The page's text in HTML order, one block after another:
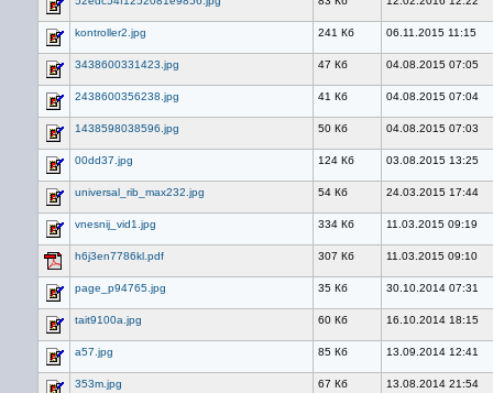
kontroller2.jpg 241 Кб 06.11.2015 11:15
3438600331423.jpg 47 Кб 04.08.2015 07:05
2438600356238.jpg 41 Кб 04.08.2015 07:04
1438598038596.jpg 50 Кб 04.08.2015 07:03
00dd37.jpg 124 Кб 03.08.2015 13:25
universal_rib_max232.jpg 54 Кб 24.03.2015 17:44
vnesnij_vid1.jpg 334 Кб 11.03.2015 09:19
h6j3en7786kl.pdf 307 Кб 11.03.2015 09:10
page_p94765.jpg 35 Кб 30.10.2014 07:31
tait9100a.jpg 60 Кб 16.10.2014 18:15
a57.jpg 85 Кб 13.09.2014 12:41
353m.jpg 67 Кб 13.08.2014 21:54